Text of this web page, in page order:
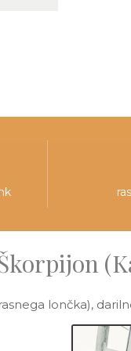
lončka),